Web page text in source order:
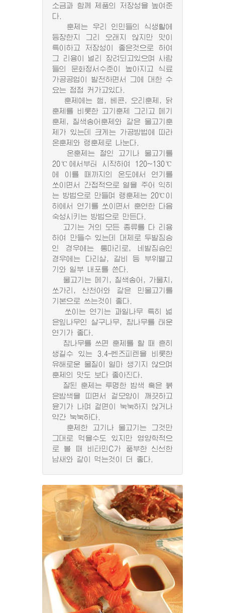
소금과 함께 제품의 저장성을 높여준
다.
훈제는 우리 인민들의 식생활에
등장한지 그리 오래지 않지만 맛이
특이하고 저장성이 좋은것으로 하여
그 리용이 널리 장려되고있으며 사람
들의 문화정서수준이 높아지고 식료
가공공업이 발전하면서 그에 대한 수
요는 점점 커가고있다.
훈제에는 햄, 베콘, 오리훈제, 닭
훈제를 비롯한 고기훈제 그리고 메기
훈제, 칠색송어훈제와 같은 물고기훈
제가 있는데 크게는 가공방법에 따라
온훈제와 랭훈제로 나눈다.
온훈제는 절인 고기나 물고기를
20℃에서부터 시작하여 120~130℃
에 이를 때까지의 온도에서 연기를
쏘이면서 간접적으로 열을 주어 익히
는 방법으로 만들며 랭훈제는 20℃이
하에서 연기를 쏘이면서 훈연한 다음
숙성시키는 방법으로 만든다.
고기는 거의 모든 종류를 다 리용
하여 만들수 있는데 대체로 두발짐승
인 경우에는 통마리로, 네발짐승인
경우에는 다리살, 갈비 등 부위별고
기와 일부 내포를 쓴다.
물고기는 메기, 칠색송어, 가물치,
쏘가리, 산천어와 같은 민물고기를
기본으로 쓰는것이 좋다.
쏘이는 연기는 과일나무 특히 넓
은잎나무인 살구나무, 참나무를 태운
연기가 좋다.
참나무를 쓰면 훈제를 할 때 흔히
생길수 있는 3.4-벤즈피렌을 비롯한
유해로운 물질이 얼마 생기지 않으며
훈제의 맛도 보다 좋아진다.
잘된 훈제는 투명한 밤색 혹은 붉
은밤색을 띠면서 겉모양이 깨끗하고
윤기가 나며 겉면이 눅눅하지 않거나
약간 눅눅하다.
훈제한 고기나 물고기는 그것만
그대로 먹을수도 있지만 영양학적으
로 볼 때 비타민C가 풍부한 신선한
남새와 같이 먹는것이 더 좋다.